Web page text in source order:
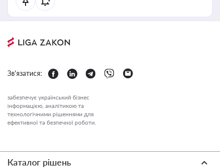
Зв'язатися:
забезпечує український бізнес
інформацією, аналітикою та
технологічними рішеннями для
ефективної та безпечної роботи.
Каталог рішень